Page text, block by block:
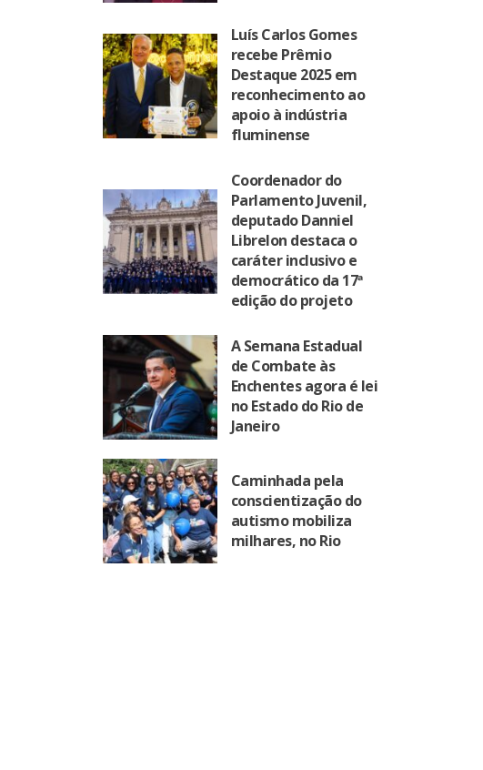
Luís Carlos Gomes
recebe Prêmio
Destaque 2025 em
reconhecimento ao
apoio à indústria
fluminense
Coordenador do
Parlamento Juvenil,
deputado Danniel
Librelon destaca o
caráter inclusivo e
democrático da 17ª
edição do projeto
A Semana Estadual
de Combate às
Enchentes agora é lei
no Estado do Rio de
Janeiro
Caminhada pela
conscientização do
autismo mobiliza
milhares, no Rio